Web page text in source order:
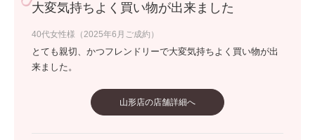
大変気持ちよく買い物が出来ました
40代女性様（2025年6月ご成約）
とても親切、かつフレンドリーで大変気持ちよく買い物が出
来ました。
山形店の店舗詳細へ